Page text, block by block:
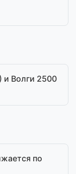
и Волги 2500
по